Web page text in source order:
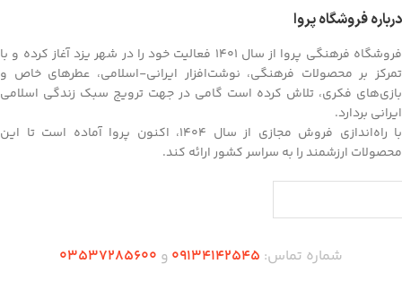
درباره فروشگاه پروا
فروشگاه فرهنگی پروا از سال ۱۴۰۱ فعالیت خود را در شهر یزد آغاز کرده و با
تمرکز بر محصولات فرهنگی، نوشت‌افزار ایرانی-اسلامی، عطرهای خاص و
بازی‌های فکری، تلاش کرده است گامی در جهت ترویج سبک زندگی اسلامی
ایرانی بردارد.
با راه‌اندازی فروش مجازی از سال ۱۴۰۴، اکنون پروا آماده است تا این
محصولات ارزشمند را به سراسر کشور ارائه کند.
شماره تماس: 09134142545 و 03537285600